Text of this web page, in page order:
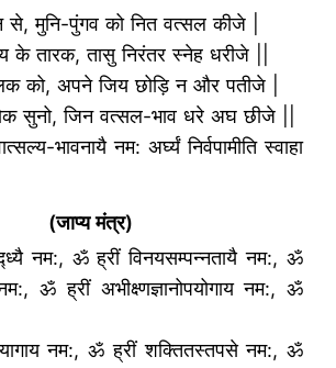
से, मुनि-पुंगव को नित वत्सल कीजे |
के तारक, तासु निरंतर स्नेह धरीजे ||
को, अपने जिय छोड़ि न और पतीजे |
सुनो, जिन वत्सल-भाव धरे अघ छीजे ||
भावनायै नम: अर्घ्यं निर्वपामीति स्वाहा
(जाप्य मंत्र)
नम:, ॐ ह्रीं विनयसम्पन्नतायै नम:, ॐ
ॐ ह्रीं अभीक्ष्णज्ञानोपयोगाय नम:, ॐ
नम:, ॐ ह्रीं शक्तितस्तपसे नम:, ॐ